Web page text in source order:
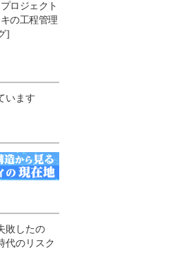
ロジェクト
の工程管理
]
います
敗したの
のリスク